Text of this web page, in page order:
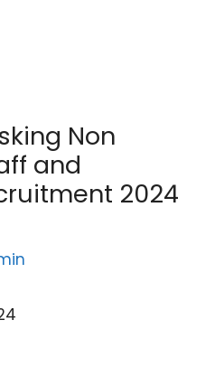
Non
and
2024